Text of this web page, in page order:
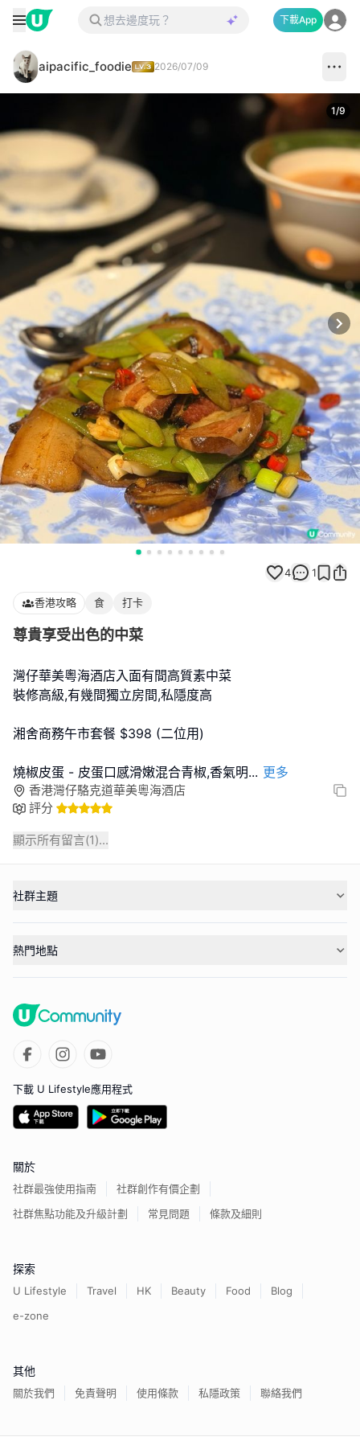
下載App
aipacific_foodie 2026/07/09
1/9
4 1
香港攻略 食 打卡
尊貴享受出色的中菜
灣仔華美粵海酒店入面有間高質素中菜
裝修高級,有幾間獨立房間,私隱度高
湘舍商務午市套餐 $398 (二位用)
燒椒皮蛋 - 皮蛋口感滑嫩混合青椒,香氣明... 更多
香港灣仔駱克道華美粵海酒店
評分
顯示所有留言(1)...
社群主題
熱門地點
下載 U Lifestyle應用程式
關於
社群最強使用指南
社群創作有價企劃
社群焦點功能及升級計劃
常見問題 條款及細則
探索
U Lifestyle Travel HK Beauty Food
Blog
e-zone
其他
關於我們 免責聲明 使用條款 私隱政策 聯絡我們